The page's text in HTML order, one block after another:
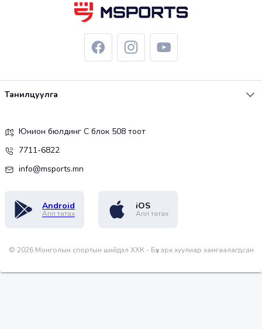
Танилцуулга
Юнион бюлдинг С блок 508 тоот
7711-6822
info@msports.mn
Android
Апп татах
iOS
Апп татах
© 2026Монголын спортын шийдэл ХХК - Бүх эрх хуулиар хамгаалагдсан